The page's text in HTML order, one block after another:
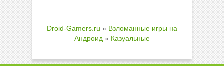
Droid-Gamers.ru » Взломанные игры на
Андроид » Казуальные